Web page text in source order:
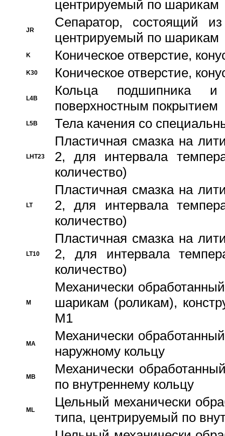
центрируемый по шарикам
JR
Сепаратор, состоящий
центрируемый по шарикам
K Коническое отверстие,
K30 Коническое отверстие,
L4B
Кольца подшипника
поверхностным покрытием
L5B Тела качения со
LHT23
Пластичная смазка на
2, для интервала
количество)
LT
Пластичная смазка на
2, для интервала
количество)
LT10
Пластичная смазка на
2, для интервала
количество)
M
Механически
шарикам (роликам),
M1
MA
Механически
наружному кольцу
MB
Механически
по внутреннему кольцу
ML
Цельный механически
типа, центрируемый по